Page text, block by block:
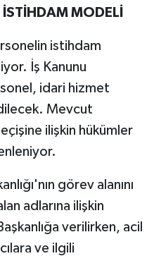
İSTİHDAM MODELİ
istihdam
İş Kanunu
idari hizmet
Mevcut
ilişkin hükümler
görev alanını
adlarına ilişkin
verilirken, acil
ve ilgili